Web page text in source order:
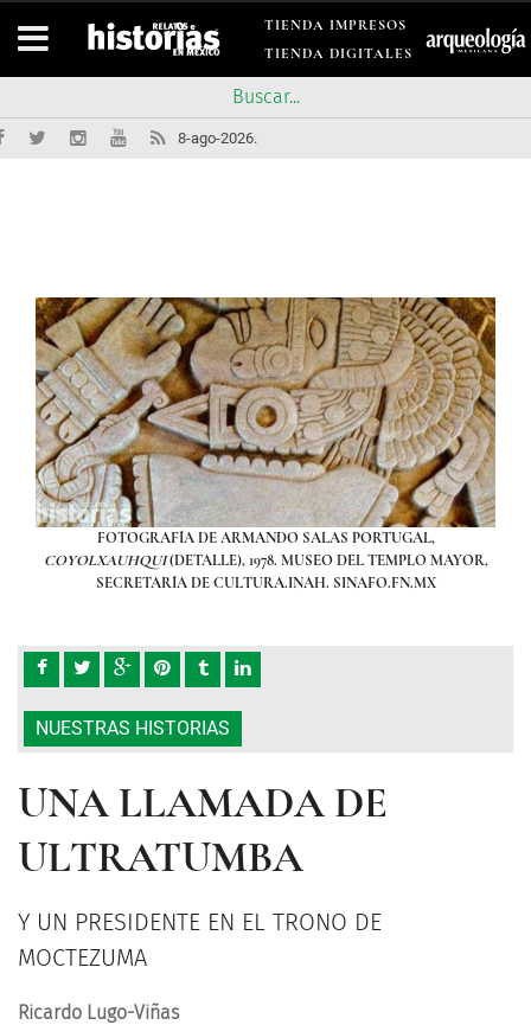
TIENDA IMPRESOS
TIENDA DIGITALES
8-ago-2026.
FOTOGRAFÍA DE ARMANDO SALAS PORTUGAL,
COYOLXAUHQUI(DETALLE), 1978. MUSEO DEL TEMPLO MAYOR,
SECRETARÍA DE CULTURA.INAH. SINAFO.FN.MX
NUESTRAS HISTORIAS
UNA LLAMADA DE
ULTRATUMBA
Y UN PRESIDENTE EN EL TRONO DE
MOCTEZUMA
Ricardo Lugo-Viñas